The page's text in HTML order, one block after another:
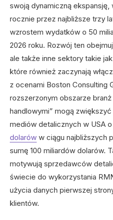
swoją dynamiczną ekspansję,
rocznie przez najbliższe trzy
wzrostem wydatków o 50
2026 roku. Rozwój ten
ale także inne sektory takie
które również zaczynają
z ocenami Boston Consulting
rozszerzonym obszarze branż
handlowymi” mogą
mediów detalicznych w USA
dolarów w ciągu najbliższych
sumę 100 miliardów dolarów.
motywują sprzedawców
świecie do wykorzystania
użycia danych pierwszej
klientów.